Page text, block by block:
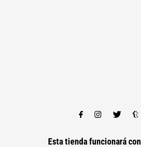
Esta tienda funcionará con